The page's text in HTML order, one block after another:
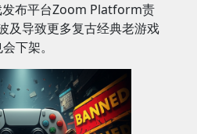
发布平台Zoom Platform责
及导致更多复古经典老游戏
下架。